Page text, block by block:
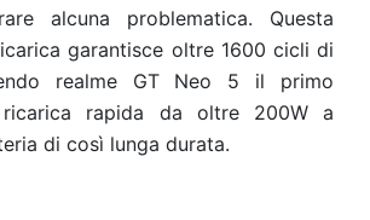
alcuna problematica. Questa
garantisce oltre 1600 cicli di
realme GT Neo 5 il primo
rapida da oltre 200W a
di così lunga durata.